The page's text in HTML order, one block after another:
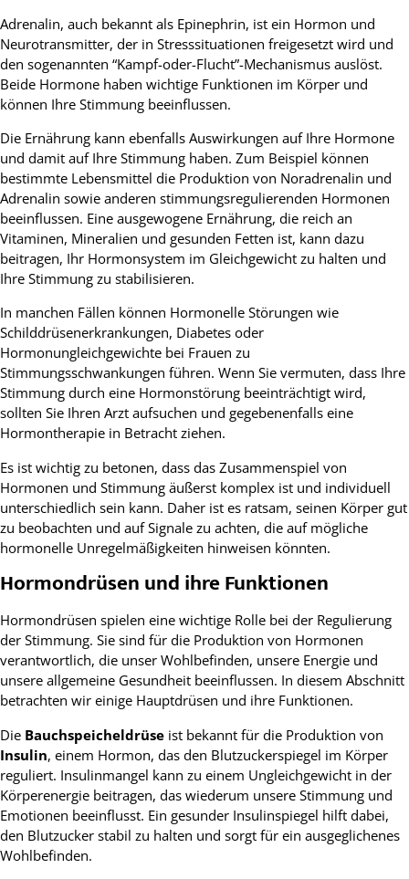
Adrenalin, auch bekannt als Epinephrin, ist ein Hormon und
Neurotransmitter, der in Stresssituationen freigesetzt wird und
den sogenannten “Kampf-oder-Flucht”-Mechanismus auslöst.
Beide Hormone haben wichtige Funktionen im Körper und
können Ihre Stimmung beeinflussen.
Die Ernährung kann ebenfalls Auswirkungen auf Ihre Hormone
und damit auf Ihre Stimmung haben. Zum Beispiel können
bestimmte Lebensmittel die Produktion von Noradrenalin und
Adrenalin sowie anderen stimmungsregulierenden Hormonen
beeinflussen. Eine ausgewogene Ernährung, die reich an
Vitaminen, Mineralien und gesunden Fetten ist, kann dazu
beitragen, Ihr Hormonsystem im Gleichgewicht zu halten und
Ihre Stimmung zu stabilisieren.
In manchen Fällen können Hormonelle Störungen wie
Schilddrüsenerkrankungen, Diabetes oder
Hormonungleichgewichte bei Frauen zu
Stimmungsschwankungen führen. Wenn Sie vermuten, dass Ihre
Stimmung durch eine Hormonstörung beeinträchtigt wird,
sollten Sie Ihren Arzt aufsuchen und gegebenenfalls eine
Hormontherapie in Betracht ziehen.
Es ist wichtig zu betonen, dass das Zusammenspiel von
Hormonen und Stimmung äußerst komplex ist und individuell
unterschiedlich sein kann. Daher ist es ratsam, seinen Körper gut
zu beobachten und auf Signale zu achten, die auf mögliche
hormonelle Unregelmäßigkeiten hinweisen könnten.
Hormondrüsen und ihre Funktionen
Hormondrüsen spielen eine wichtige Rolle bei der Regulierung
der Stimmung. Sie sind für die Produktion von Hormonen
verantwortlich, die unser Wohlbefinden, unsere Energie und
unsere allgemeine Gesundheit beeinflussen. In diesem Abschnitt
betrachten wir einige Hauptdrüsen und ihre Funktionen.
Die Bauchspeicheldrüse ist bekannt für die Produktion von
Insulin, einem Hormon, das den Blutzuckerspiegel im Körper
reguliert. Insulinmangel kann zu einem Ungleichgewicht in der
Körperenergie beitragen, das wiederum unsere Stimmung und
Emotionen beeinflusst. Ein gesunder Insulinspiegel hilft dabei,
den Blutzucker stabil zu halten und sorgt für ein ausgeglichenes
Wohlbefinden.